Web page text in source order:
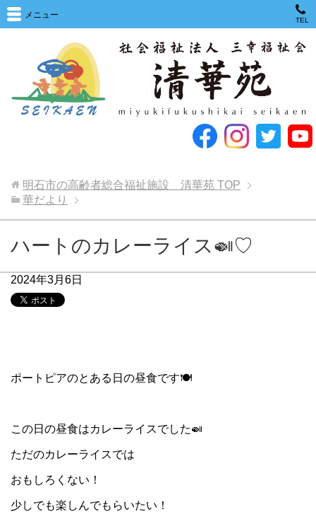
メニュー
TEL
明石市の高齢者総合福祉施設 清華苑 TOP
華だより
ハートのカレーライス🍛♡
2024年3月6日
ポートピアのとある日の昼食です🍽
この日の昼食はカレーライスでした🍛
ただのカレーライスでは
おもしろくない！
少しでも楽しんでもらいたい！